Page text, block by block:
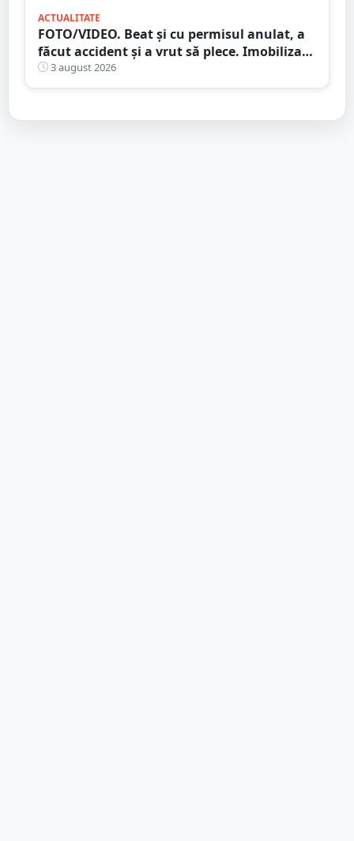
ACTUALITATE
FOTO/VIDEO. Beat și cu permisul anulat, a
făcut accident și a vrut să plece. Imobilizat
de trecători
3 august 2026